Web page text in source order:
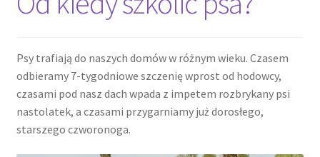
Czekan. Najważniejsze zawody w życiu.
1 lutego, 2024
3 lutego, 2024
Psy trafiają do naszych domów w różnym wieku. Czasem
odbieramy 7-tygodniowe szczenię wprost od hodowcy,
czasami pod nasz dach wpada z impetem rozbrykany psi
nastolatek, a czasami przygarniamy już dorosłego,
starszego czworonoga.